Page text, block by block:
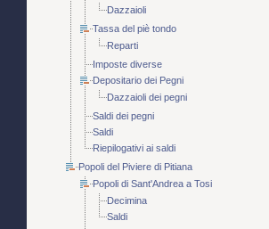
Dazzaioli
Tassa del piè tondo
Reparti
Imposte diverse
Depositario dei Pegni
Dazzaioli dei pegni
Saldi dei pegni
Saldi
Riepilogativi ai saldi
Popoli del Piviere di Pitiana
Popoli di Sant'Andrea a Tosi
Decimina
Saldi